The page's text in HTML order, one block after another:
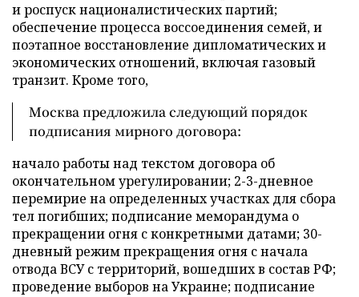
и роспуск националистических партий;
обеспечение процесса воссоединения семей, и
поэтапное восстановление дипломатических и
экономических отношений, включая газовый
транзит. Кроме того,
Москва предложила следующий порядок
подписания мирного договора:
начало работы над текстом договора об
окончательном урегулировании; 2-3-дневное
перемирие на определенных участках для сбора
тел погибших; подписание меморандума о
прекращении огня с конкретными датами; 30-
дневный режим прекращения огня с начала
отвода ВСУ с территорий, вошедших в состав РФ;
проведение выборов на Украине; подписание